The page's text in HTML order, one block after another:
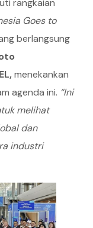
rangkaian
Goes to
berlangsung
menekankan
agenda ini. “Ini
melihat
dan
industri